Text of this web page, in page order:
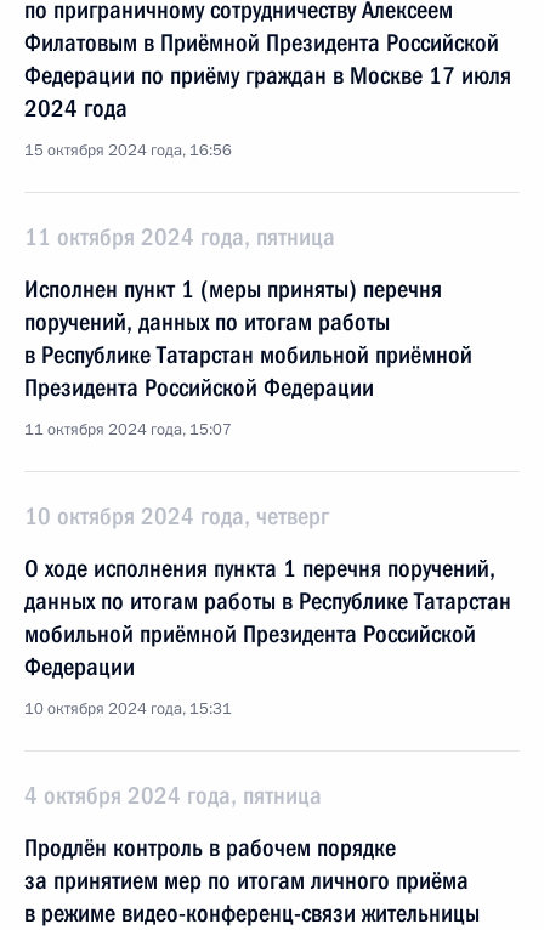
по приграничному сотрудничеству Алексеем
Филатовым в Приёмной Президента Российской
Федерации по приёму граждан в Москве 17 июля
2024 года
15 октября 2024 года, 16:56
11 октября 2024 года, пятница
Исполнен пункт 1 (меры приняты) перечня
поручений, данных по итогам работы
в Республике Татарстан мобильной приёмной
Президента Российской Федерации
11 октября 2024 года, 15:07
10 октября 2024 года, четверг
О ходе исполнения пункта 1 перечня поручений,
данных по итогам работы в Республике Татарстан
мобильной приёмной Президента Российской
Федерации
10 октября 2024 года, 15:31
4 октября 2024 года, пятница
Продлён контроль в рабочем порядке
за принятием мер по итогам личного приёма
в режиме видео-конференц-связи жительницы